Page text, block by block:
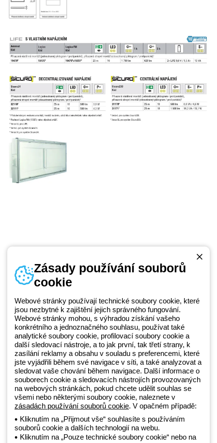
Beghelli je součástí GEWISS Group od roku 2025 a jeho ekosystému
GEWISS LightZone, kde vyvíjíme propojená světelná řešení, která
transformují komplexitu do jednoduchosti a podporují profesionály a
koncové zákazníky v uspokojování jejich potřeb.Zjistěte více o
GEWISS
Czechia:CS
Telefonní číslo
+420 531 014 111
Zásady ochrany osobních údajů
Zásady používání souborů cookie
Zásady používání souborů
cookie
Webové stránky používají technické soubory cookie, které
jsou nezbytné k zajištění jejich správného fungování.
Webové stránky mohou, s výhradou získání vašeho
konkrétního a jednoznačného souhlasu, používat také
analytické soubory cookie, profilovací soubory cookie a
další sledovací nástroje, a to jak první, tak třetí strany, k
zasílání reklamy a obsahu v souladu s preferencemi, které
jste vyjádřili během své navigace v síti, a také analyzovat a
sledovat vaše chování během navigace. Další informace o
souborech cookie a sledovacích nástrojích provozovaných
na webových stránkách, pokud chcete udělit souhlas se
všemi nebo některými soubory cookie, naleznete v
zásadách používání souborů cookie. V opačném případě:
Kliknutím na „Přijmout vše“ souhlasíte s používáním
souborů cookie a dalších technologií na webu.
Kliknutím na „Pouze technické soubory cookie“ nebo na